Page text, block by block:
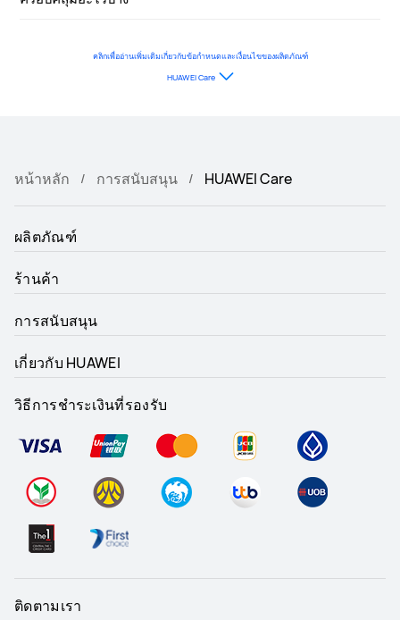
คลิกเพื่ออ่านเพิ่มเติมเกี่ยวกับข้อกำหนดและเงื่อนไขของผลิตภัณฑ์
HUAWEI Care
หน้าหลัก การสนับสนุน HUAWEI Care
ผลิตภัณฑ์
ร้านค้า
การสนับสนุน
เกี่ยวกับ HUAWEI
วิธีการชำระเงินที่รองรับ
ติดตามเรา